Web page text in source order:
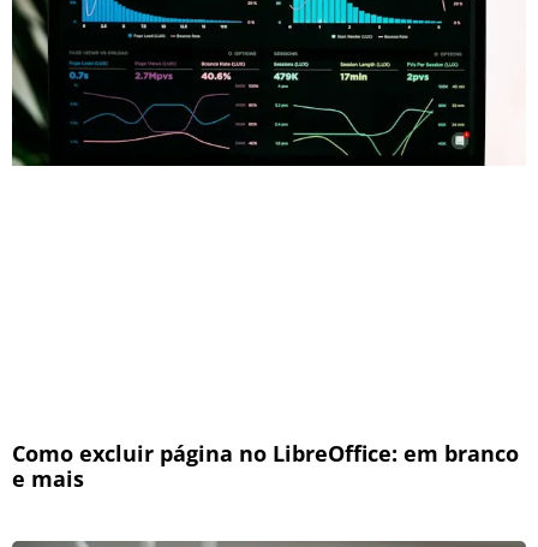
Como excluir página no LibreOffice: em branco
e mais